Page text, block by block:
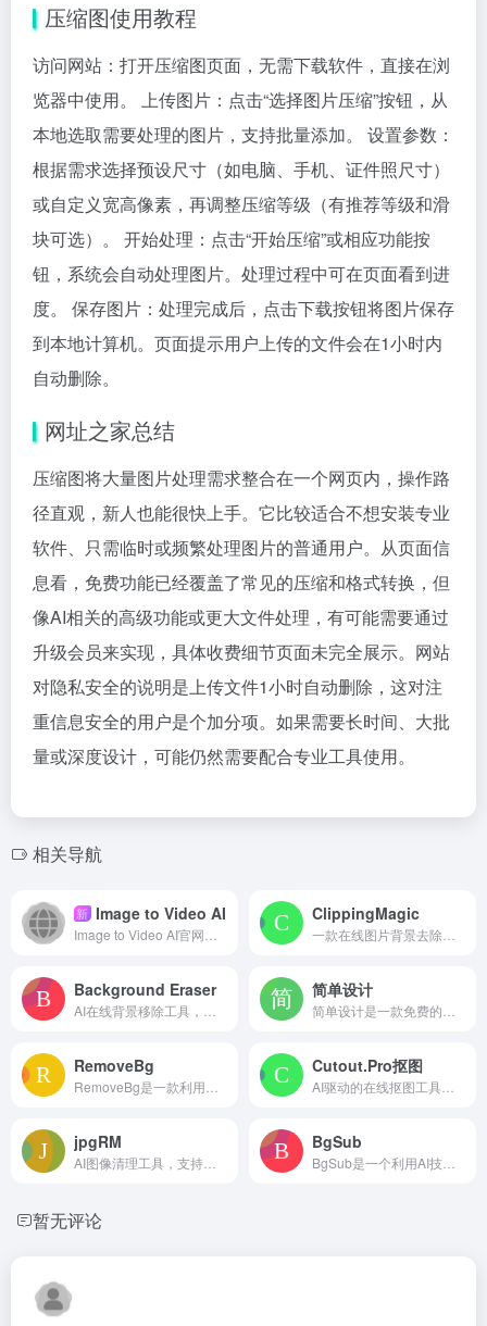
压缩图使用教程
访问网站：打开压缩图页面，无需下载软件，直接在浏
览器中使用。 上传图片：点击“选择图片压缩”按钮，从
本地选取需要处理的图片，支持批量添加。 设置参数：
根据需求选择预设尺寸（如电脑、手机、证件照尺寸）
或自定义宽高像素，再调整压缩等级（有推荐等级和滑
块可选）。 开始处理：点击“开始压缩”或相应功能按
钮，系统会自动处理图片。处理过程中可在页面看到进
度。 保存图片：处理完成后，点击下载按钮将图片保存
到本地计算机。页面提示用户上传的文件会在1小时内
自动删除。
网址之家总结
压缩图将大量图片处理需求整合在一个网页内，操作路
径直观，新人也能很快上手。它比较适合不想安装专业
软件、只需临时或频繁处理图片的普通用户。从页面信
息看，免费功能已经覆盖了常见的压缩和格式转换，但
像AI相关的高级功能或更大文件处理，有可能需要通过
升级会员来实现，具体收费细节页面未完全展示。网站
对隐私安全的说明是上传文件1小时自动删除，这对注
重信息安全的用户是个加分项。如果需要长时间、大批
量或深度设计，可能仍然需要配合专业工具使用。
相关导航
新 Image to Video AI ClippingMagic
Background Eraser 简单设计
RemoveBg Cutout.Pro抠图
jpgRM BgSub
暂无评论